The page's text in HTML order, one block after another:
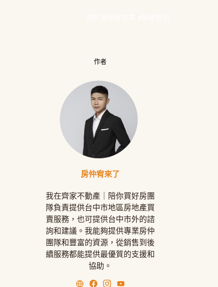
作者
房仲宥來了
我在齊家不動產｜陪你買好房團
隊負責提供台中市地區房地產買
賣服務，也可提供台中市外的諮
詢和建議。我能夠提供專業房仲
團隊和豐富的資源，從銷售到後
續服務都能提供最優質的支援和
協助。